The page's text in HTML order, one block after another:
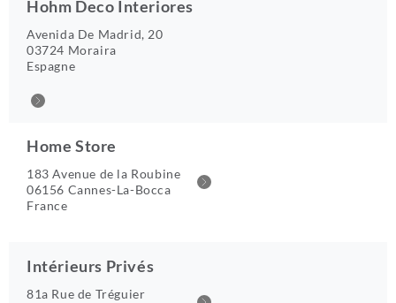
Hohm Deco Interiores
Avenida De Madrid, 20
03724 Moraira
Espagne
Home Store
183 Avenue de la Roubine
06156 Cannes-La-Bocca
France
Intérieurs Privés
81a Rue de Tréguier